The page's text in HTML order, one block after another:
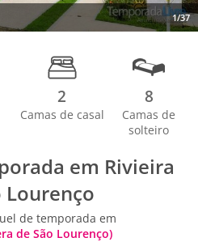
1/37
2
Camas de casal
8
Camas de
solteiro
em Rivieira
Lourenço
de temporada em
de São Lourenço)